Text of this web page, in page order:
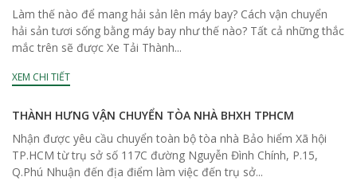
Làm thế nào để mang hải sản lên máy bay? Cách vận chuyển
hải sản tươi sống bằng máy bay như thế nào? Tất cả những thắc
mắc trên sẽ được Xe Tải Thành...
XEM CHI TIẾT
THÀNH HƯNG VẬN CHUYỂN TÒA NHÀ BHXH TPHCM
Nhận được yêu cầu chuyển toàn bộ tòa nhà Bảo hiểm Xã hội
TP.HCM từ trụ sở số 117C đường Nguyễn Đình Chính, P.15,
Q.Phú Nhuận đến địa điểm làm việc đến trụ sở...